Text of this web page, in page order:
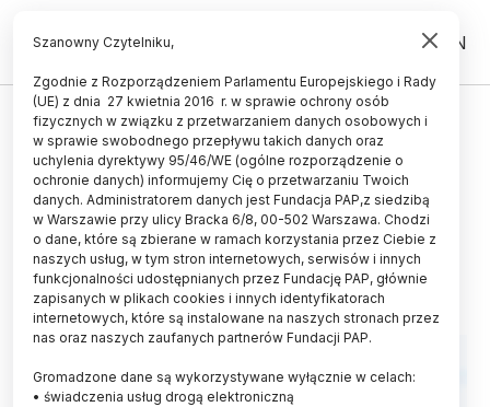
PL EN
HISTORIA I KULTURA
Pomorskie/ Beczka z ładunkiem z
dna Bałtyku zostanie zbadana w
Muzeum Morskim w Gdańsku
07.05.2026
aktualizacja: 07.05.2026
2 minuty czytania
Szanowny Czytelniku,
Zgodnie z Rozporządzeniem Parlamentu Europejskiego i Rady
(UE) z dnia 27 kwietnia 2016 r. w sprawie ochrony osób
fizycznych w związku z przetwarzaniem danych osobowych i
w sprawie swobodnego przepływu takich danych oraz
uchylenia dyrektywy 95/46/WE (ogólne rozporządzenie o
ochronie danych) informujemy Cię o przetwarzaniu Twoich
danych. Administratorem danych jest Fundacja PAP,z siedzibą
w Warszawie przy ulicy Bracka 6/8, 00-502 Warszawa. Chodzi
o dane, które są zbierane w ramach korzystania przez Ciebie z
naszych usług, w tym stron internetowych, serwisów i innych
funkcjonalności udostępnianych przez Fundację PAP, głównie
zapisanych w plikach cookies i innych identyfikatorach
internetowych, które są instalowane na naszych stronach przez
nas oraz naszych zaufanych partnerów Fundacji PAP.
Gromadzone dane są wykorzystywane wyłącznie w celach:
• świadczenia usług drogą elektroniczną